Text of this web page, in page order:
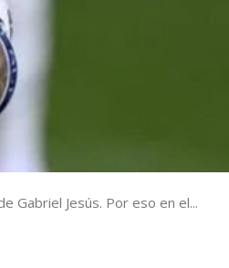
Gabriel Jesús. Por eso en el...